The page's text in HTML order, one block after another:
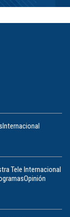
Internacional
Tele Internacional
Opinión